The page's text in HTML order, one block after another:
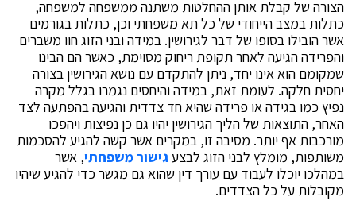
הצורה של קבלת אותן ההחלטות משתנה ממשפחה למשפחה,
כתלות במצב הייחודי של כל תא משפחתי וכן, כתלות בגורמים
אשר הובילו בסופו של דבר לגירושין. במידה ובני הזוג חוו משברים
והפרידה הגיעה לאחר תקופת ריחוק מסוימת, כאשר הם הבינו
שמקומם הוא אינו יחד, ניתן להתקדם עם נושא הגירושין בצורה
יחסית חלקה. לעומת זאת, במידה והיחסים נגמרו בגלל מקרה
נפיץ כמו בגידה או פרידה שהיא חד צדדית והגיעה בהפתעה לצד
האחר, התוצאות של הליך הגירושין יהיו גם כן נפיצות ויהפכו
מורכבות אף יותר. מסיבה זו, במקרים אשר קשה להגיע להסכמות
משותפות, מומלץ לבני הזוג לבצעגישור משפחתי, אשר
במהלכו יוכלו לעבוד עם עורך דין שהוא גם מגשר כדי להגיע שיהיו
מקובלות על כל הצדדים.